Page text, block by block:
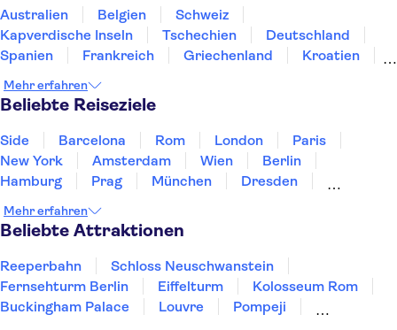
Tren de Sóller
Teide
Ajuy Caves
Kartause von Valldemossa
Puerto Colon
Australien Belgien
Schweiz
Kapverdische Inseln
Tschechien
Deutschland
Spanien
Frankreich Griechenland
Kroatien
Norwegen
Polen
Mehr erfahren
Beliebte Reiseziele
Side Barcelona Rom London
Paris
New York
Amsterdam Wien
Berlin
Hamburg
Prag München
Dresden
Heidelberg
Bremen
Mehr erfahren
Beliebte Attraktionen
Reeperbahn
Schloss Neuschwanstein
Fernsehturm Berlin
Eiffelturm
Kolosseum Rom
Buckingham Palace
Louvre
Pompeji